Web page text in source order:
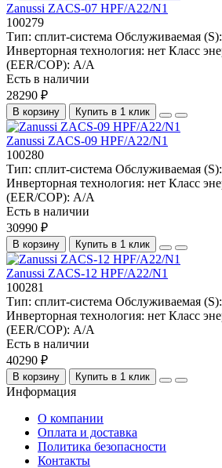
Zanussi ZACS-07 HPF/A22/N1
100279
Тип: сплит-система Обслуживаемая (S):
Инверторная технология: нет Класс
(EER/COP): А/А
Есть в наличии
28290 ₽
В корзину Купить в 1 клик
Zanussi ZACS-09 HPF/A22/N1
100280
Тип: сплит-система Обслуживаемая (S):
Инверторная технология: нет Класс
(EER/COP): А/А
Есть в наличии
30990 ₽
В корзину Купить в 1 клик
Zanussi ZACS-12 HPF/A22/N1
100281
Тип: сплит-система Обслуживаемая (S):
Инверторная технология: нет Класс
(EER/COP): А/А
Есть в наличии
40290 ₽
В корзину Купить в 1 клик
Информация
О компании
Оплата и доставка
Политика безопасности
Контакты